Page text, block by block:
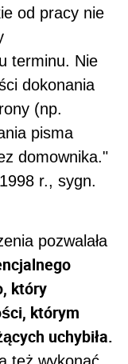
od pracy nie
terminu. Nie
dokonania
(np.
pisma
domownika."
r., sygn.
pozwalała
który
którym
uchybiła.